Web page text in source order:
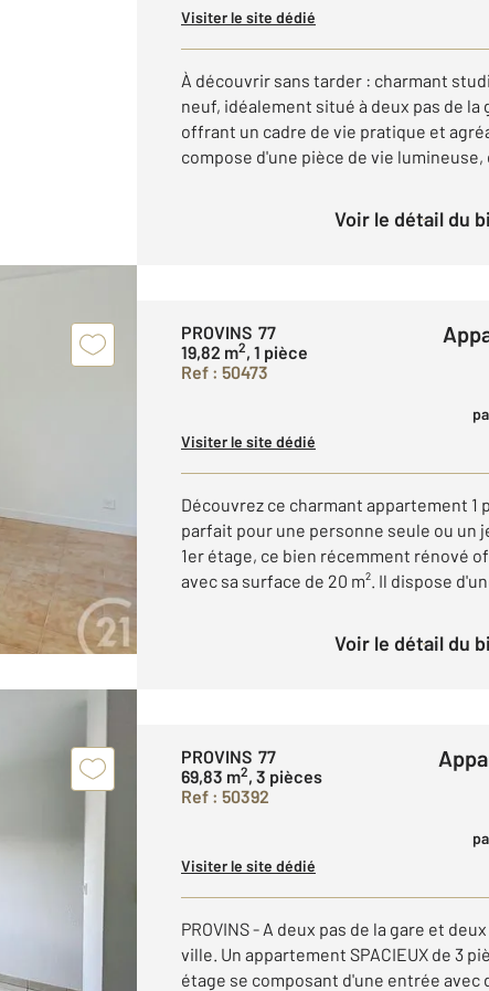
Visiter le site dédié
À découvrir sans tarder : charmant
neuf, idéalement situé à deux pas de
offrant un cadre de vie pratique et
compose d'une pièce de vie lumineuse,
Voir le détail du
PROVINS 77
19,82 m2, 1 pièce
Ref : 50473
Visiter le site dédié
Découvrez ce charmant appartement 1
parfait pour une personne seule ou un
1er étage, ce bien récemment rénové
avec sa surface de 20 m². Il dispose
Voir le détail du
PROVINS 77
69,83 m2, 3 pièces
Ref : 50392
Visiter le site dédié
PROVINS - A deux pas de la gare et
ville. Un appartement SPACIEUX de 3
étage se composant d'une entrée avec